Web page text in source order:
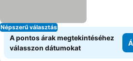
Népszerű választás
A pontos árak megtekintéséhez
válasszon dátumokat